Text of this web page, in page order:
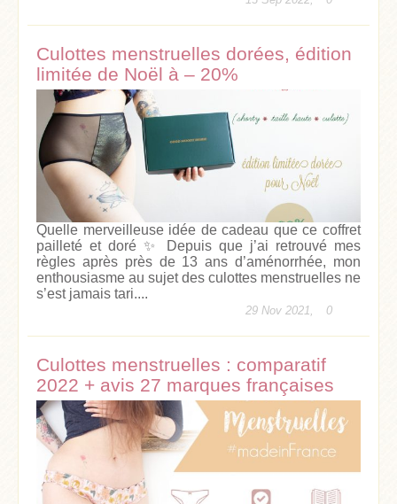
Culottes menstruelles dorées, édition
limitée de Noël à – 20%
Quelle merveilleuse idée de cadeau que ce coffret
pailleté et doré ✨ Depuis que j’ai retrouvé mes
règles après près de 13 ans d’aménorrhée, mon
enthousiasme au sujet des culottes menstruelles ne
s’est jamais tari....
29 Nov 2021, 0
Culottes menstruelles : comparatif
2022 + avis 27 marques françaises